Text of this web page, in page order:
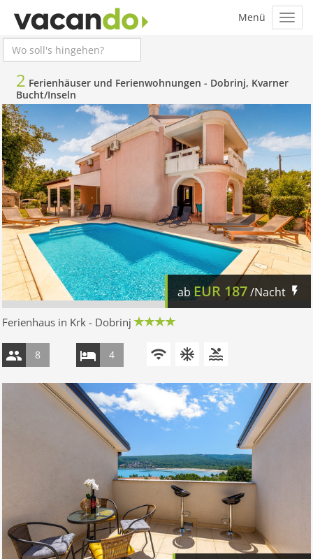
2 Ferienhäuser und Ferienwohnungen - Dobrinj, Kvarner
Bucht/Inseln
abEUR 187/Nacht
Ferienhaus in Krk - Dobrinj
8 4